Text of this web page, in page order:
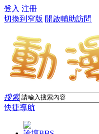
登入 注冊
切換到窄版 開啟輔助訪問
搜索
快捷導航